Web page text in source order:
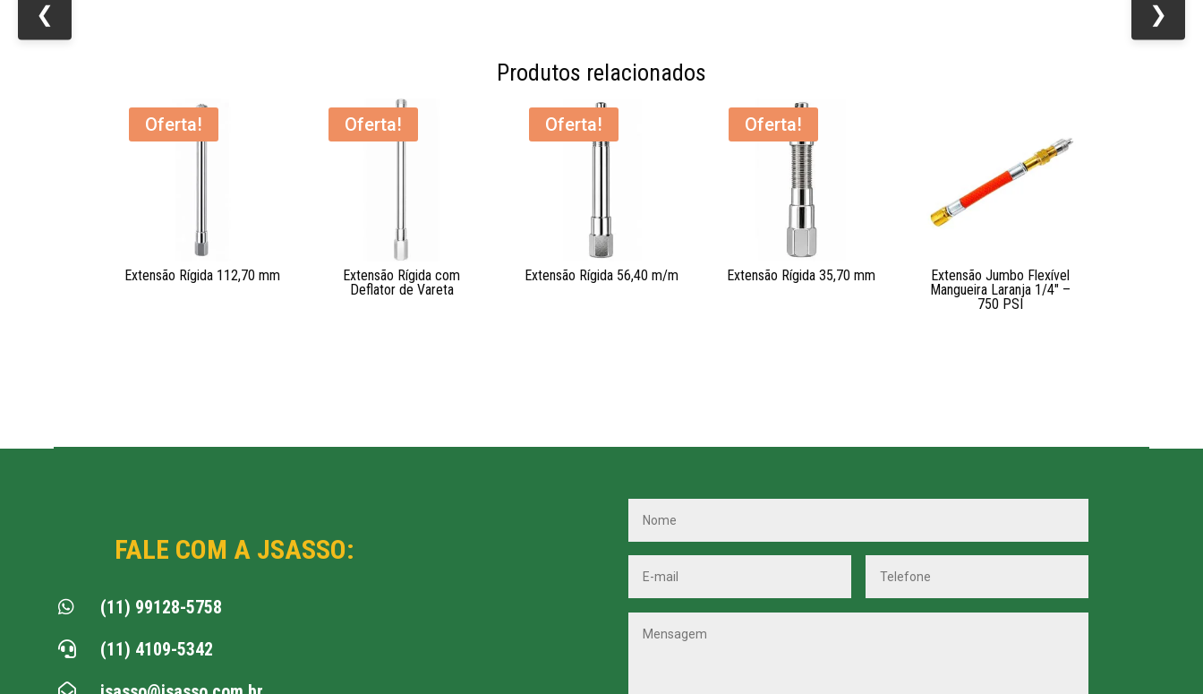
❮ ❯
Produtos relacionados
Oferta!
Extensão Rígida 112,70 mm
Oferta!
Extensão Rígida com
Deflator de Vareta
Oferta!
Extensão Rígida 56,40 m/m
Oferta!
Extensão Rígida 35,70 mm
Extensão Jumbo Flexível
Mangueira Laranja 1/4″ –
750 PSI
FALE COM A JSASSO:
 (11) 99128-5758
 (11) 4109-5342